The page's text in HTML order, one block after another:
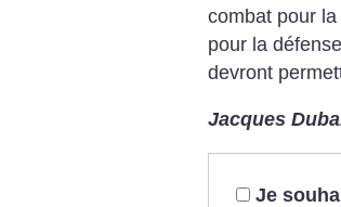
combat pour
pour la
devront
Jacques
Je